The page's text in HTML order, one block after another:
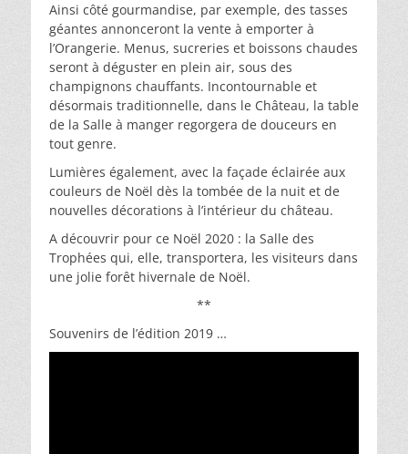
Ainsi côté gourmandise, par exemple, des tasses
géantes annonceront la vente à emporter à
l’Orangerie. Menus, sucreries et boissons chaudes
seront à déguster en plein air, sous des
champignons chauffants. Incontournable et
désormais traditionnelle, dans le Château, la table
de la Salle à manger regorgera de douceurs en
tout genre.
Lumières également, avec la façade éclairée aux
couleurs de Noël dès la tombée de la nuit et de
nouvelles décorations à l’intérieur du château.
A découvrir pour ce Noël 2020 : la Salle des
Trophées qui, elle, transportera, les visiteurs dans
une jolie forêt hivernale de Noël.
**
Souvenirs de l’édition 2019 …